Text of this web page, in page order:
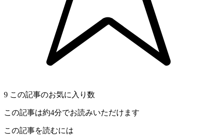
9 この記事のお気に入り数
この記事は約4分でお読みいただけます
この記事を読むには